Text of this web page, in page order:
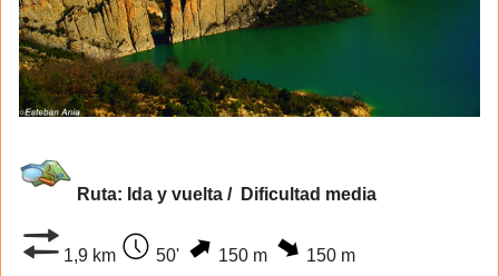
Ruta: Ida y vuelta / Dificultad media
1,9 km 50' 150 m 150 m